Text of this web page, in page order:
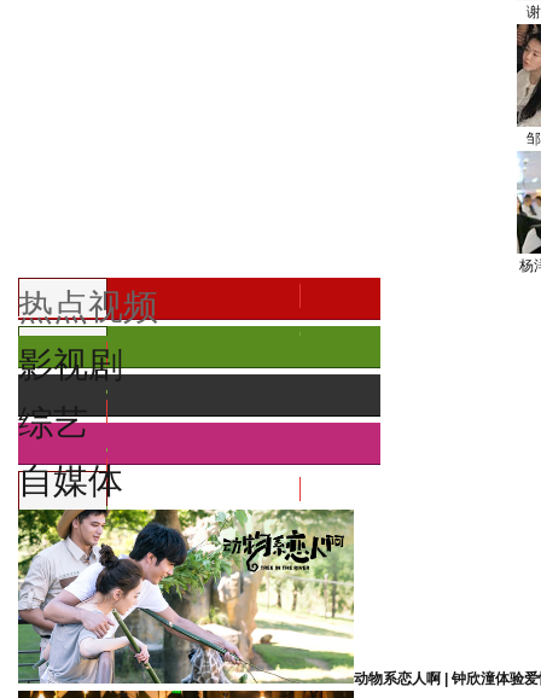
杨
热点视频
影视剧
综艺
自媒体
动物系恋人啊 | 钟欣潼体验